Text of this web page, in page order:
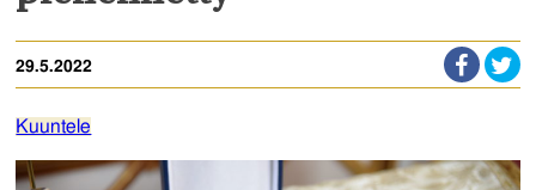
Yhteystiedot
29.5.2022
Kuuntele